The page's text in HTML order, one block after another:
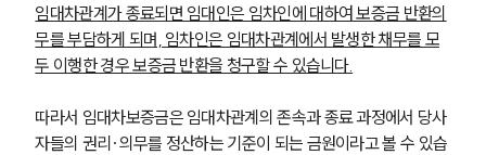
임대차관계가 종료되면 임대인은 임차인에 대하여 보증금 반환의
무를 부담하게 되며, 임차인은 임대차관계에서 발생한 채무를 모
두 이행한 경우 보증금 반환을 청구할 수 있습니다.
따라서 임대차보증금은 임대차관계의 존속과 종료 과정에서 당사
자들의 권리·의무를 정산하는 기준이 되는 금원이라고 볼 수 있습